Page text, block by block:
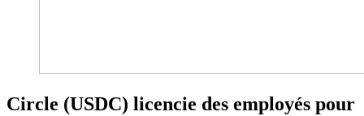
Circle (USDC) licencie des employés pour